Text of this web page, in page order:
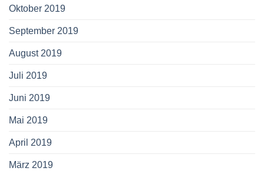
Oktober 2019
September 2019
August 2019
Juli 2019
Juni 2019
Mai 2019
April 2019
März 2019